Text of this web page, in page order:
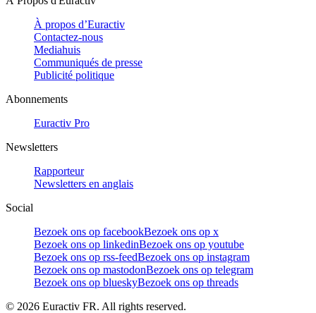
À propos d’Euractiv
Contactez-nous
Mediahuis
Communiqués de presse
Publicité politique
Abonnements
Euractiv Pro
Newsletters
Rapporteur
Newsletters en anglais
Social
Bezoek ons op facebookBezoek ons op x
Bezoek ons op linkedinBezoek ons op youtube
Bezoek ons op rss-feedBezoek ons op instagram
Bezoek ons op mastodonBezoek ons op telegram
Bezoek ons op blueskyBezoek ons op threads
© 2026 Euractiv FR. All rights reserved.